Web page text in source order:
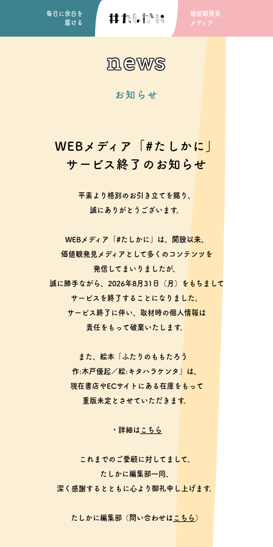
毎日に余白を
届ける
価値観発見
メディア
news
お知らせ
WEBメディア「#たしかに」
サービス終了のお知らせ
平素より格別のお引き立てを賜り、
誠にありがとうございます。
WEBメディア「#たしかに」は、開設以来、
価値観発見メディアとして多くのコンテンツを
発信してまいりましたが、
誠に勝手ながら、2026年8月31日（月）をもちまして
サービスを終了することになりました。
サービス終了に伴い、取材時の個人情報は
責任をもって破棄いたします。
また、絵本「ふたりのももたろう
作:木戸優起／絵:キタハラケンタ」は、
現在書店やECサイトにある在庫をもって
重版未定とさせていただきます。
・詳細は こちら
これまでのご愛顧に対してまして、
たしかに編集部一同、
深く感謝するとともに心より御礼申し上げます。
たしかに編集部（問い合わせは こちら ）